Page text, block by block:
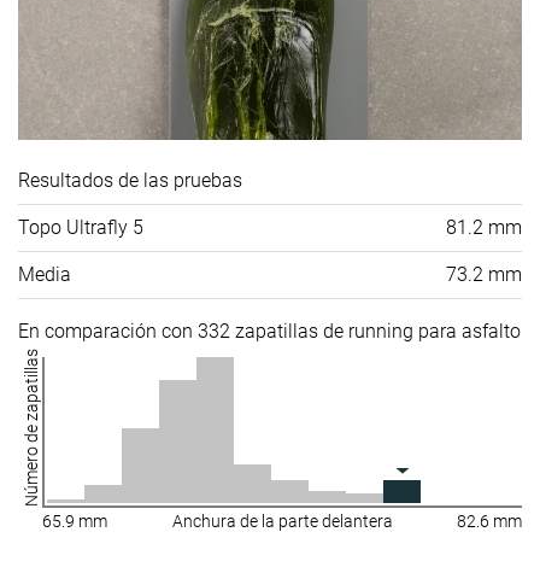
Resultados de las pruebas
Topo Ultrafly 5 81.2 mm
Media 73.2 mm
En comparación con 332 zapatillas de running para asfalto
Número de zapatillas
65.9 mm Anchura de la parte delantera 82.6 mm